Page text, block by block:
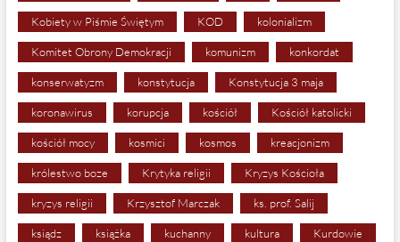
Kobiety w Piśmie Świętym KOD kolonializm
Komitet Obrony Demokracji komunizm konkordat
konserwatyzm konstytucja Konstytucja 3 maja
koronawirus korupcja kościół Kościół katolicki
kościół mocy kosmici kosmos kreacjonizm
królestwo boze Krytyka religii Kryzys Kościoła
kryzys religii Krzysztof Marczak ks. prof. Salij
ksiądz książka kuchanny kultura Kurdowie